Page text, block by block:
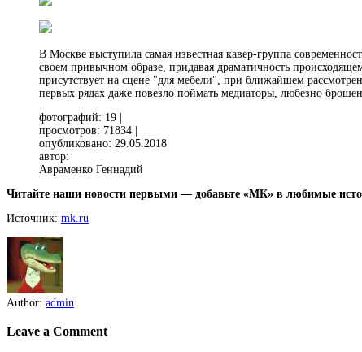
В Москве выступила самая известная кавер-группа
своем привычном образе, придавая драматичность
присутствует на сцене "для мебели", при ближайшем
первых рядах даже повезло поймать медиаторы, любезно
фотографий: 19 |
просмотров: 71834 |
опубликовано: 29.05.2018
автор:
Авраменко Геннадий
Читайте наши новости первыми — добавьте «МК» в любимые
Источник: mk.ru
Author: admin
Leave a Comment